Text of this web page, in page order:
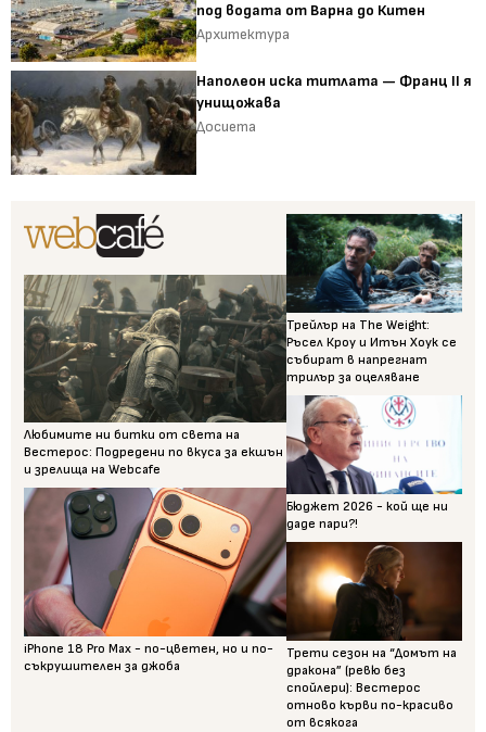
под водата от Варна до Китен
Архитектура
Наполеон иска титлата — Франц II я
унищожава
Досиета
Любимите ни битки от света на
Вестерос: Подредени по вкуса за екшън
и зрелища на Webcafe
iPhone 18 Pro Max - по-цветен, но и по-
съкрушителен за джоба
Трейлър на The Weight:
Ръсел Кроу и Итън Хоук се
събират в напрегнат
трилър за оцеляване
Бюджет 2026 - кой ще ни
даде пари?!
Трети сезон на “Домът на
дракона” (ревю без
спойлери): Вестерос
отново кърви по-красиво
от всякога